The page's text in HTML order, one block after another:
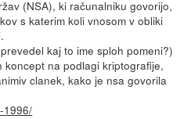
(NSA), ki računalniku govorijo,
s katerim koli vnosom v obliki
kaj to ime sploh pomeni?)
na podlagi kriptografije,
clanek, kako je nsa govorila
1996/